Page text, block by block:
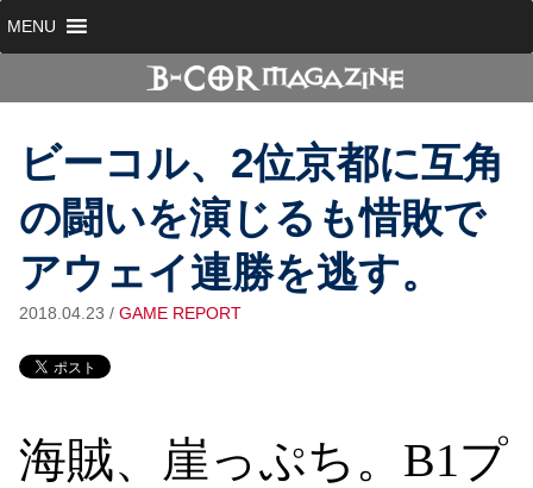
MENU
ビーコル、2位京都に互角
の闘いを演じるも惜敗で
アウェイ連勝を逃す。
2018.04.23 / GAME REPORT
海賊、崖っぷち。B1プ